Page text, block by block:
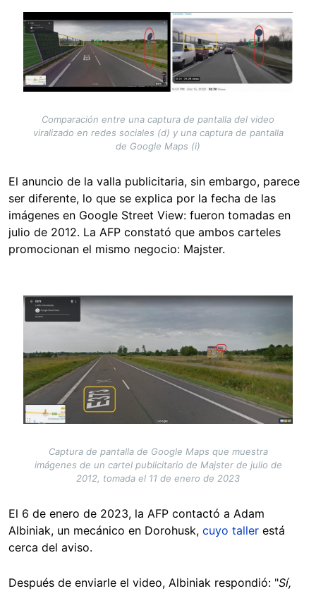
Image
Comparación entre una captura de pantalla del video
viralizado en redes sociales (d) y una captura de pantalla
de Google Maps (i)
El anuncio de la valla publicitaria, sin embargo, parece
ser diferente, lo que se explica por la fecha de las
imágenes en Google Street View: fueron tomadas en
julio de 2012. La AFP constató que ambos carteles
promocionan el mismo negocio: Majster.
Image
Captura de pantalla de Google Maps que muestra
imágenes de un cartel publicitario de Majster de julio de
2012, tomada el 11 de enero de 2023
El 6 de enero de 2023, la AFP contactó a Adam
Albiniak, un mecánico en Dorohusk, cuyo taller está
cerca del aviso.
Después de enviarle el video, Albiniak respondió: "Sí,